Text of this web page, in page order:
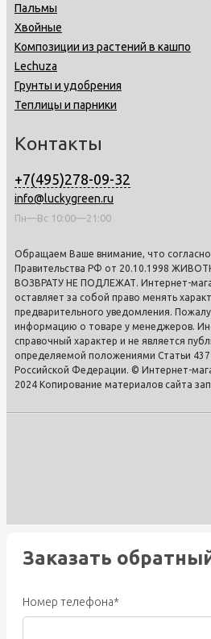
Пальмы
Хвойные
Композиции из растений в кашпо
Lechuza
Грунты и удобрения
Теплицы и парники
Контакты
+7(495)278-09-32
info@luckygreen.ru
Пн—Вс 10:00—21:00
Обращаем Ваше внимание, что
Правительства РФ от 20.10.1998
ВОЗВРАТУ НЕ ПОДЛЕЖАТ. Интернет-
оставляет за собой право менять
предварительного уведомления.
информацию о товаре у менеджеров.
справочный характер и не является
определяемой положениями Статьи 437
Российской Федерации. © Интернет-
2024 Копирование материалов сайта
Заказать
Номер телефона*